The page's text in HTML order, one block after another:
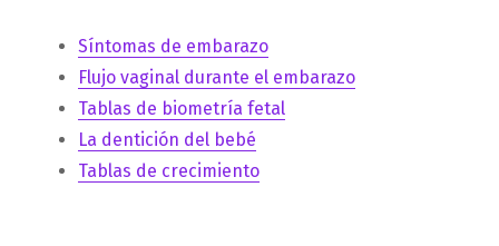
Síntomas de embarazo
Flujo vaginal durante el embarazo
Tablas de biometría fetal
La dentición del bebé
Tablas de crecimiento